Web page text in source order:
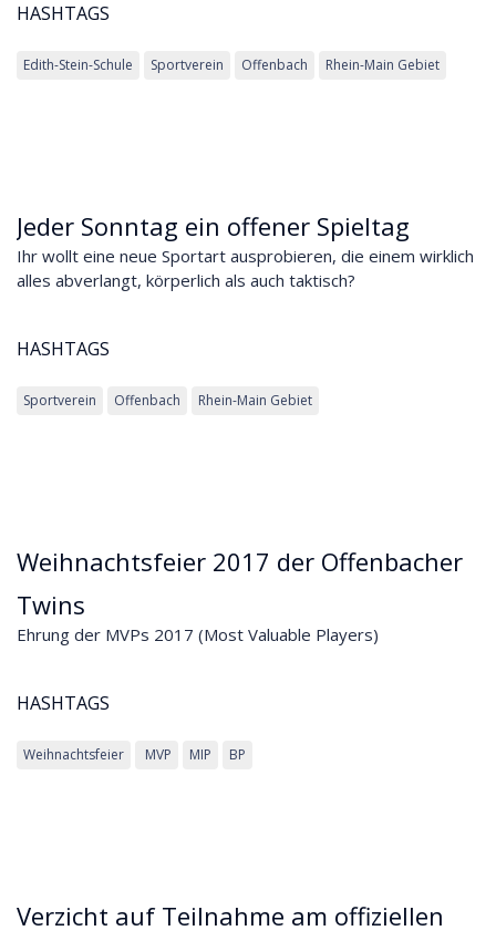
HASHTAGS
Edith-Stein-Schule Sportverein Offenbach Rhein-Main Gebiet
Jeder Sonntag ein offener Spieltag
Ihr wollt eine neue Sportart ausprobieren, die einem wirklich
alles abverlangt, körperlich als auch taktisch?
HASHTAGS
Sportverein Offenbach Rhein-Main Gebiet
Weihnachtsfeier 2017 der Offenbacher
Twins
Ehrung der MVPs 2017 (Most Valuable Players)
HASHTAGS
Weihnachtsfeier MVP MIP BP
Verzicht auf Teilnahme am offiziellen